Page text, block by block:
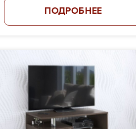
ПОДРОБНЕЕ